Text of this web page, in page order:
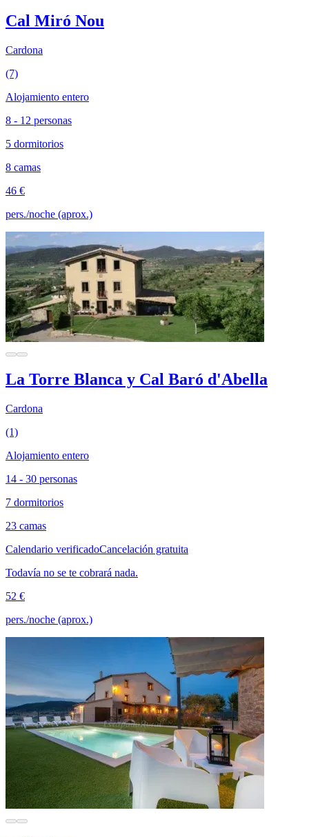
Cal Miró Nou
Cardona
(7)
Alojamiento entero
8 - 12 personas
5 dormitorios
8 camas
46 €
pers./noche (aprox.)
La Torre Blanca y Cal Baró d'Abella
Cardona
(1)
Alojamiento entero
14 - 30 personas
7 dormitorios
23 camas
Calendario verificadoCancelación gratuita
Todavía no se te cobrará nada.
52 €
pers./noche (aprox.)